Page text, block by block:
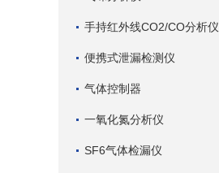
手持红外线CO2/CO分析仪
便携式泄漏检测仪
气体控制器
一氧化氮分析仪
SF6气体检漏仪